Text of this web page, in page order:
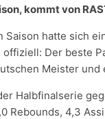
kommt von
Saison hatte sich
Der beste
Meister
Halbfinalserie
Rebounds, 4,3